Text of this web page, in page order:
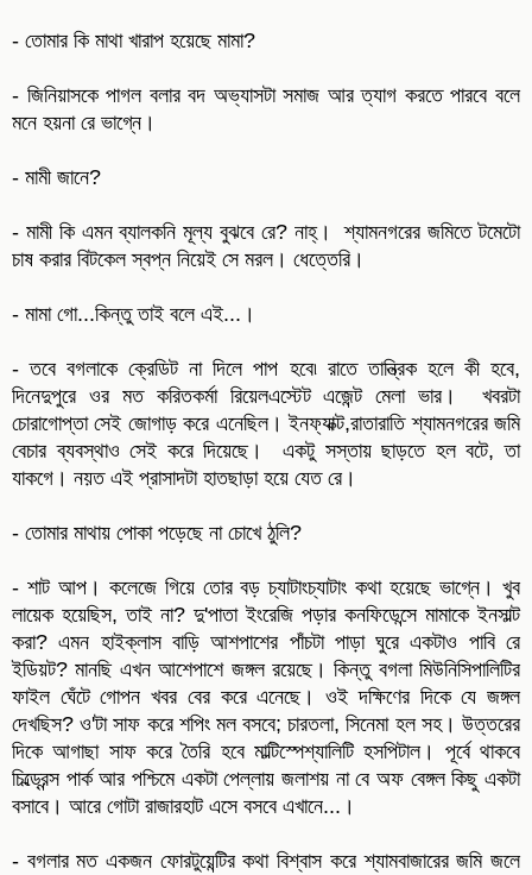
- তোমার কি মাথা খারাপ হয়েছে মামা?
- জিনিয়াসকে পাগল বলার বদ অভ্যাসটা সমাজ আর ত্যাগ করতে পারবে বলে
মনে হয়না রে ভাগ্নে।
- মামী জানে?
- মামী কি এমন ব্যালকনি মূল্য বুঝবে রে? নাহ্। শ্যামনগরের জমিতে টমেটো
চাষ করার বিটকেল স্বপ্ন নিয়েই সে মরল। ধেত্তেরি।
- মামা গো...কিন্তু তাই বলে এই...।
- তবে বগলাকে ক্রেডিট না দিলে পাপ হবে৷ রাতে তান্ত্রিক হলে কী হবে,
দিনেদুপুরে ওর মত করিতকর্মা রিয়েলএস্টেট এজেন্ট মেলা ভার। খবরটা
চোরাগোপ্তা সেই জোগাড় করে এনেছিল। ইনফ্যাক্ট,রাতারাতি শ্যামনগরের জমি
বেচার ব্যবস্থাও সেই করে দিয়েছে। একটু সস্তায় ছাড়তে হল বটে, তা
যাকগে। নয়ত এই প্রাসাদটা হাতছাড়া হয়ে যেত রে।
- তোমার মাথায় পোকা পড়েছে না চোখে ঠুলি?
- শাট আপ। কলেজে গিয়ে তোর বড় চ্যাটাংচ্যাটাং কথা হয়েছে ভাগ্নে। খুব
লায়েক হয়েছিস, তাই না? দু'পাতা ইংরেজি পড়ার কনফিডেন্সে মামাকে ইনসাল্ট
করা? এমন হাইক্লাস বাড়ি আশপাশের পাঁচটা পাড়া ঘুরে একটাও পাবি রে
ইডিয়ট? মানছি এখন আশেপাশে জঙ্গল রয়েছে। কিন্তু বগলা মিউনিসিপালিটির
ফাইল ঘেঁটে গোপন খবর বের করে এনেছে। ওই দক্ষিণের দিকে যে জঙ্গল
দেখছিস? ও'টা সাফ করে শপিং মল বসবে; চারতলা, সিনেমা হল সহ। উত্তরের
দিকে আগাছা সাফ করে তৈরি হবে মাল্টিস্পেশ্যালিটি হসপিটাল। পূর্বে থাকবে
চিল্ড্রেন্স পার্ক আর পশ্চিমে একটা পেল্লায় জলাশয় না বে অফ বেঙ্গল কিছু একটা
বসাবে। আরে গোটা রাজারহাট এসে বসবে এখানে...।
- বগলার মত একজন ফোরটুয়েন্টির কথা বিশ্বাস করে শ্যামবাজারের জমি জলে